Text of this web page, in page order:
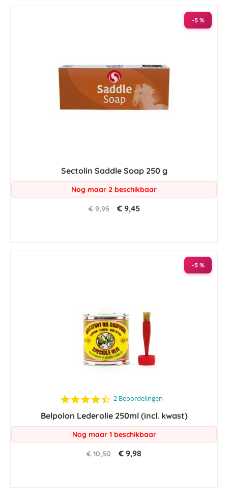
-5 %
Sectolin Saddle Soap 250 g
Nog maar 2 beschikbaar
€ 9,95 € 9,45
-5 %
4.5
rating
2 Beoordelingen
Belpolon Lederolie 250ml (incl. kwast)
Nog maar 1 beschikbaar
€ 10,50 € 9,98